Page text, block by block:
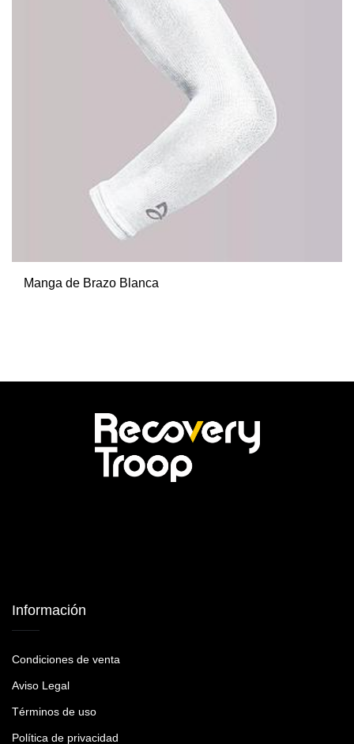
Manga de Brazo Blanca
Información
Condiciones de venta
Aviso Legal
Términos de uso
Política de privacidad